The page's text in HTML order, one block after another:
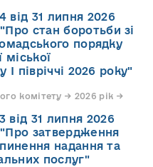
від 31 липня 2026
стан боротьби зі
порядку
міської
І півріччі 2026 року"
комітету → 2026 рік →
від 31 липня 2026
затвердження
надання та
послуг"